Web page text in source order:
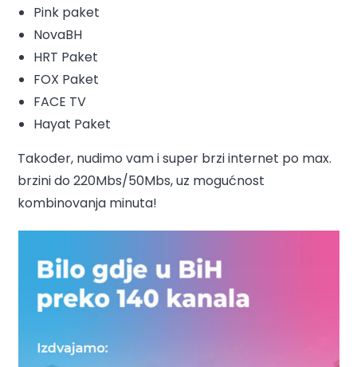
Pink paket
NovaBH
HRT Paket
FOX Paket
FACE TV
Hayat Paket
Također, nudimo vam i super brzi internet po max.
brzini do 220Mbs/50Mbs, uz mogućnost
kombinovanja minuta!